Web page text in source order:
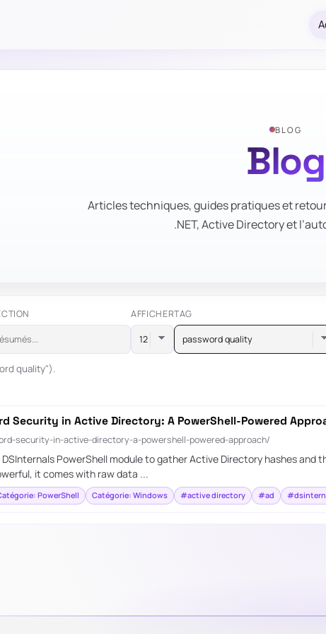
BLOG
Blog
Articles techniques, guides pratiques et
.NET, Active Directory et
AFFICHERTAG
password quality
quality").
Security in Active Directory: A PowerShell-Powered
security-in-active-directory-a-powershell-powered-approach/
PowerShell module to gather Active Directory hashes
it comes with raw data ...
PowerShell Catégorie: Windows #active directory #ad